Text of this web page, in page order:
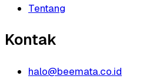
Tentang
Kontak
halo@beemata.co.id